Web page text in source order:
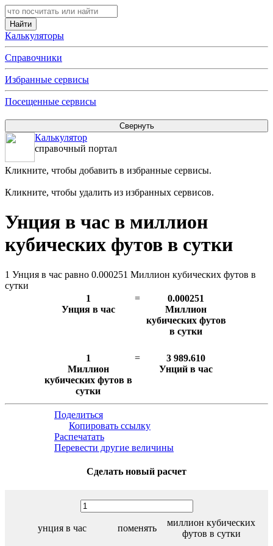
Калькуляторы
Справочники
Избранные сервисы
Посещенные сервисы
Калькулятор
справочный портал
Кликните, чтобы добавить в избранные сервисы.
Кликните, чтобы удалить из избранных сервисов.
Унция в час в миллион
кубических футов в сутки
1 Унция в час равно 0.000251 Миллион кубических футов в
сутки
1
Унция в час
=
0.000251
Миллион
кубических футов
в сутки
1
Миллион
кубических футов в
сутки
=
3 989.610
Унций в час
Поделиться
Копировать ссылку
Распечатать
Перевести другие величины
Сделать новый расчет
унция в час поменять
миллион кубических
футов в сутки